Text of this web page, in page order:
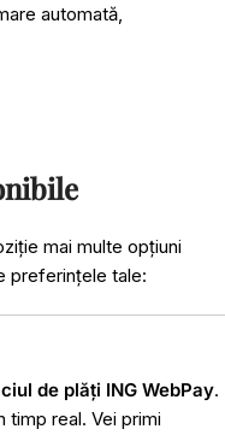
automată,
mai multe opțiuni
preferințele tale:
de plăți ING WebPay.
timp real. Vei primi